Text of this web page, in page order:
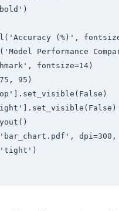
(%)',
Performance
fontsize=14)
95)
dpi=300,